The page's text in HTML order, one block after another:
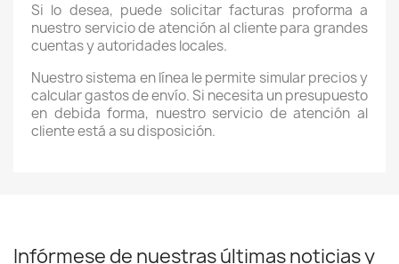
Si lo desea, puede solicitar facturas proforma a
nuestro servicio de atención al cliente para grandes
cuentas y autoridades locales.
Nuestro sistema en línea le permite simular precios y
calcular gastos de envío. Si necesita un presupuesto
en debida forma, nuestro servicio de atención al
cliente está a su disposición.
Infórmese de nuestras últimas noticias y